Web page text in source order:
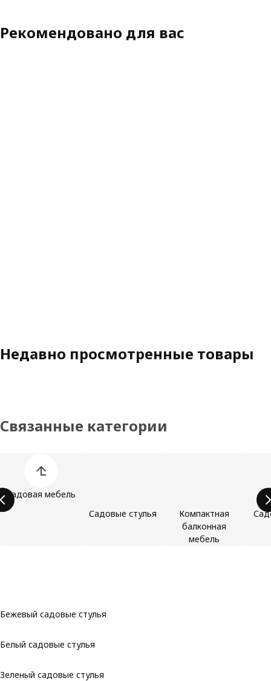
Рекомендовано для вас
Недавно просмотренные товары
Связанные категории
Садовая мебель
Садовые стулья
Компактная
балконная
мебель
Бежевый садовые стулья
Белый садовые стулья
Зеленый садовые стулья